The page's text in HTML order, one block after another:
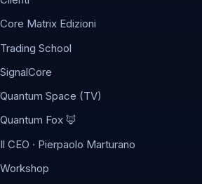
Core Matrix Edizioni
Trading School
SignalCore
Quantum Space (TV)
Quantum Fox 🦊
Il CEO · Pierpaolo Marturano
Workshop